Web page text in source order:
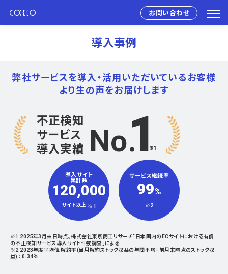
お問い合わせ
導入事例
弊社サービスを導入・活用いただいている お客様
より生の声をお届けします
不正検知
サービス
導入実績 No1※1
導入サイト
累計数
120,000
サイト以上 ※1
サービス継続率
99%
※2
※1 2025年3月末日時点。株式会社東京商工リサーチ「日本国内のECサイトにおける有償
の不正検知サービス導入サイト件数調査」による
※2 2023年度平均値 解約率(当月解約ストック収益の年間平均÷前月末時点のストック収
益) ：0.34％